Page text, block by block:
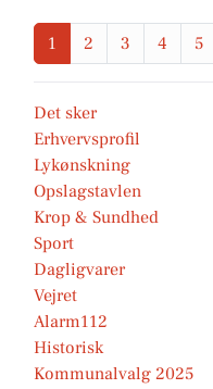
1 2 3 4 5
Det sker
Erhvervsprofil
Lykønskning
Opslagstavlen
Krop & Sundhed
Sport
Dagligvarer
Vejret
Alarm112
Historisk
Kommunalvalg 2025